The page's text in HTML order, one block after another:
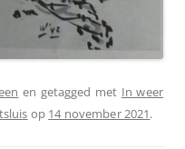
en getagged met In weer
op 14 november 2021.